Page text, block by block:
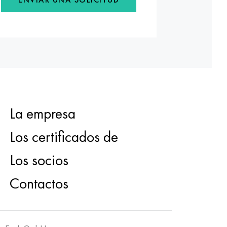
La empresa
Los certificados de
Los socios
Contactos